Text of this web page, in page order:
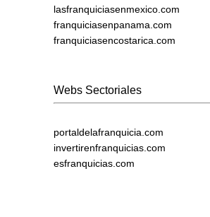
lasfranquiciasenmexico.com
franquiciasenpanama.com
franquiciasencostarica.com
Webs Sectoriales
portaldelafranquicia.com
invertirenfranquicias.com
esfranquicias.com